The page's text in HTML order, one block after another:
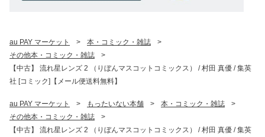
au PAY マーケット > 本・コミック・雑誌
>
その他本・コミック・雑誌
>
【中古】 流れ星レンズ 2 （りぼんマスコットコミックス） / 村田 真優 / 集英
社 [コミック]【メール便送料無料】
au PAY マーケット > もったいない本舗 > 本・コミック・雑誌
>
その他本・コミック・雑誌
>
【中古】 流れ星レンズ 2 （りぼんマスコットコミックス） / 村田 真優 / 集英